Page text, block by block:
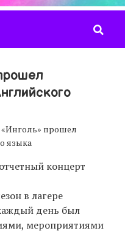
«Инголь» прошел
языка
концерт
в лагере
день был
мероприятиями